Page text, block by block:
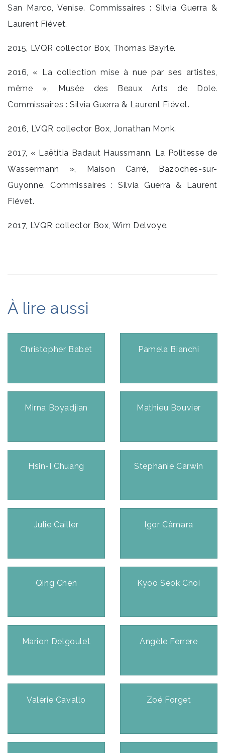
San Marco, Venise. Commissaires : Silvia Guerra &
Laurent Fiévet.
2015, LVQR collector Box, Thomas Bayrle.
2016, « La collection mise à nue par ses artistes,
même », Musée des Beaux Arts de Dole.
Commissaires : Silvia Guerra & Laurent Fiévet.
2016, LVQR collector Box, Jonathan Monk.
2017, « Laëtitia Badaut Haussmann. La Politesse de
Wassermann », Maison Carré, Bazoches-sur-
Guyonne. Commissaires : Silvia Guerra & Laurent
Fiévet.
2017, LVQR collector Box, Wim Delvoye.
À lire aussi
Christopher Babet Pamela Bianchi
Mirna Boyadjian Mathieu Bouvier
Hsin-I Chuang Stephanie Carwin
Julie Cailler Igor Câmara
Qing Chen Kyoo Seok Choi
Marion Delgoulet Angèle Ferrere
Valérie Cavallo Zoé Forget